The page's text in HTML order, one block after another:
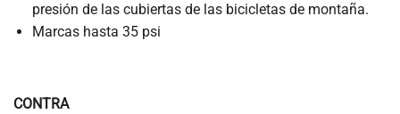
presión de las cubiertas de las bicicletas de montaña.
Marcas hasta 35 psi
CONTRA